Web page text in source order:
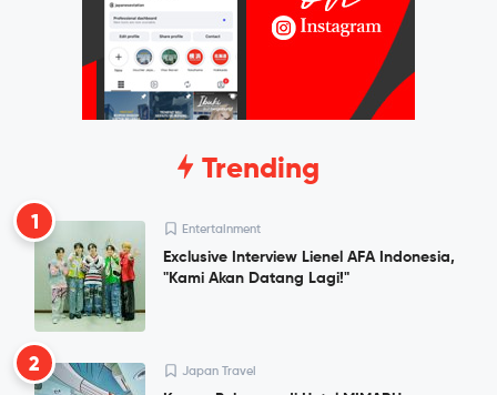
Trending
1 Entertainment
Exclusive Interview Lienel AFA Indonesia,
"Kami Akan Datang Lagi!"
2 Japan Travel